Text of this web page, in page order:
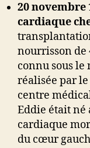
20 novembre
cardiaque
nourrisson de
connu sous le
réalisée par
centre
Eddie était
cardiaque
du cœur